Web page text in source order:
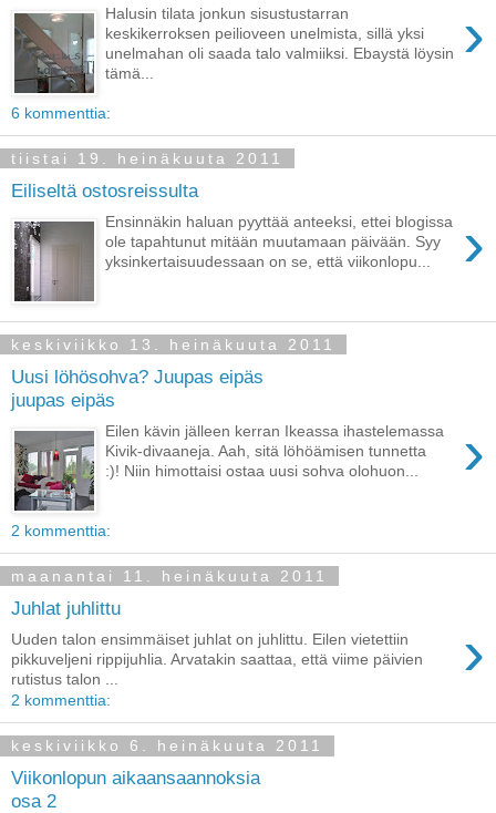
›
Halusin tilata jonkun sisustustarran
keskikerroksen peilioveen unelmista, sillä yksi
unelmahan oli saada talo valmiiksi. Ebaystä löysin
tämä...
6 kommenttia:
tiistai 19. heinäkuuta 2011
Eiliseltä ostosreissulta
›
Ensinnäkin haluan pyyttää anteeksi, ettei blogissa
ole tapahtunut mitään muutamaan päivään. Syy
yksinkertaisuudessaan on se, että viikonlopu...
keskiviikko 13. heinäkuuta 2011
Uusi löhösohva? Juupas eipäs
juupas eipäs
›
Eilen kävin jälleen kerran Ikeassa ihastelemassa
Kivik-divaaneja. Aah, sitä löhöämisen tunnetta
:)! Niin himottaisi ostaa uusi sohva olohuon...
2 kommenttia:
maanantai 11. heinäkuuta 2011
Juhlat juhlittu
›
Uuden talon ensimmäiset juhlat on juhlittu. Eilen vietettiin
pikkuveljeni rippijuhlia. Arvatakin saattaa, että viime päivien
rutistus talon ...
2 kommenttia:
keskiviikko 6. heinäkuuta 2011
Viikonlopun aikaansaannoksia
osa 2